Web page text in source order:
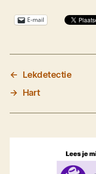
E-mail
←
Lekdetectie
→
Hart